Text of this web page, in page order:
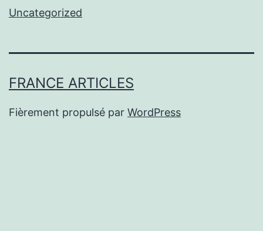
Uncategorized
FRANCE ARTICLES
Fièrement propulsé par WordPress